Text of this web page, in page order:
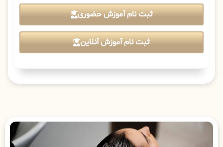
ثبت نام آموزش حضوری
ثبت نام آموزش آنلاین